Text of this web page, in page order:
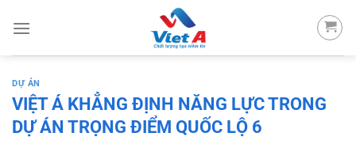
DỰ ÁN
VIỆT Á KHẲNG ĐỊNH NĂNG LỰC TRONG
DỰ ÁN TRỌNG ĐIỂM QUỐC LỘ 6